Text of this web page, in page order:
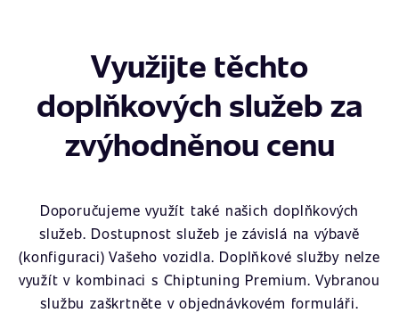
Využijte těchto
doplňkových služeb za
zvýhodněnou cenu
Doporučujeme využít také našich doplňkových
služeb. Dostupnost služeb je závislá na výbavě
(konfiguraci) Vašeho vozidla. Doplňkové služby nelze
využít v kombinaci s Chiptuning Premium. Vybranou
službu zaškrtněte v objednávkovém formuláři.